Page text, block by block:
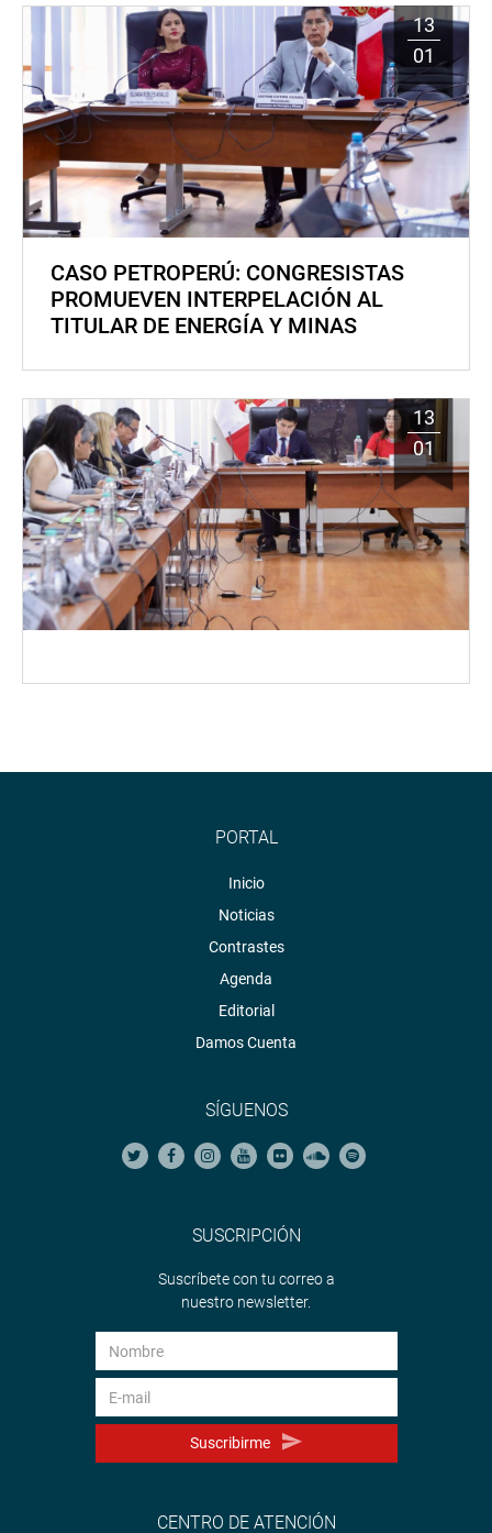
13
01
CASO PETROPERÚ: CONGRESISTAS
PROMUEVEN INTERPELACIÓN AL
TITULAR DE ENERGÍA Y MINAS
13
01
PORTAL
Inicio
Noticias
Contrastes
Agenda
Editorial
Damos Cuenta
SÍGUENOS
SUSCRIPCIÓN
Suscríbete con tu correo a
nuestro newsletter.
Suscribirme
CENTRO DE ATENCIÓN